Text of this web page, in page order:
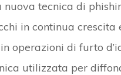
nuova tecnica di
in continua
operazioni di furto
utilizzata per